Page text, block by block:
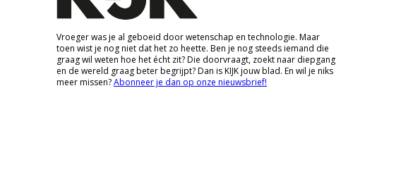
Vroeger was je al geboeid door wetenschap en technologie. Maar
toen wist je nog niet dat het zo heette. Ben je nog steeds iemand die
graag wil weten hoe het écht zit? Die doorvraagt, zoekt naar diepgang
en de wereld graag beter begrijpt? Dan is KIJK jouw blad. En wil je niks
meer missen?Abonneer je dan op onze nieuwsbrief!